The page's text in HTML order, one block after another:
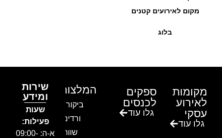
מקום לאירועים קטנים
בלוג
מקומות
לאירוע
עסקי
גלו עוד
ספקים
לכנסים
גלו עוד
המלצות
ביקור בגן
ורדים –
שווה!!
שירות
ומידע
שעות
פעילות:
א-ה: 09:00-